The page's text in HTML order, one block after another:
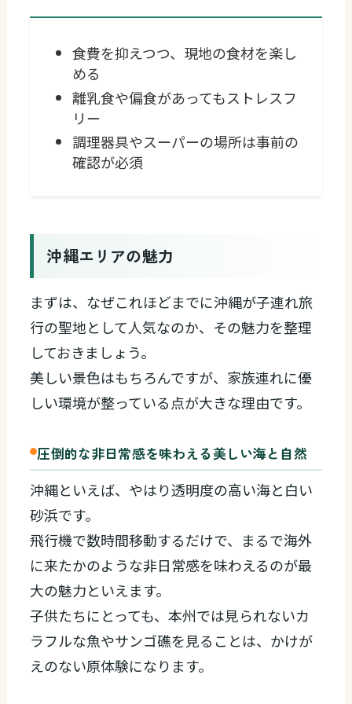
食費を抑えつつ、現地の食材を楽し
める
離乳食や偏食があってもストレスフ
リー
調理器具やスーパーの場所は事前の
確認が必須
沖縄エリアの魅力
まずは、なぜこれほどまでに沖縄が子連れ旅
行の聖地として人気なのか、その魅力を整理
しておきましょう。
美しい景色はもちろんですが、家族連れに優
しい環境が整っている点が大きな理由です。
圧倒的な非日常感を味わえる美しい海と自然
沖縄といえば、やはり透明度の高い海と白い
砂浜です。
飛行機で数時間移動するだけで、まるで海外
に来たかのような非日常感を味わえるのが最
大の魅力といえます。
子供たちにとっても、本州では見られないカ
ラフルな魚やサンゴ礁を見ることは、かけが
えのない原体験になります。